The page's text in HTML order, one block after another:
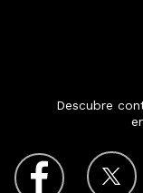
Descubre